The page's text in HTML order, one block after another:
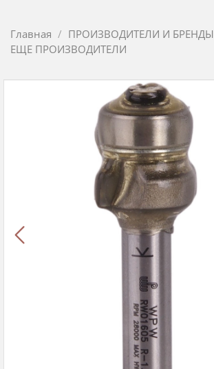
Главная
ПРОИЗВОДИТЕЛИ И БРЕНДЫ
ЕЩЕ ПРОИЗВОДИТЕЛИ